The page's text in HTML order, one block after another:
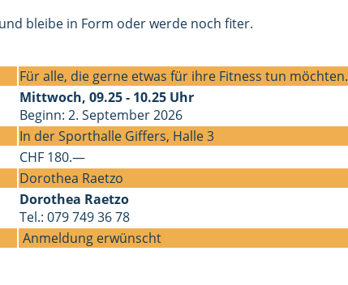
bleibe in Form oder werde noch fiter.
Für alle, die gerne etwas für ihre Fitness tun möchten.
Mittwoch, 09.25 - 10.25 Uhr
Beginn: 2. September 2026
In der Sporthalle Giffers, Halle 3
CHF 180.—
Dorothea Raetzo
Dorothea Raetzo
Tel.: 079 749 36 78
Anmeldung erwünscht